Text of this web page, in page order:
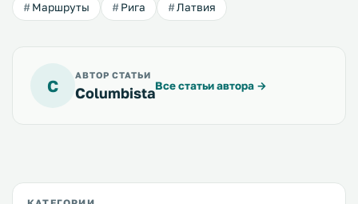
Маршруты Рига Латвия
C
АВТОР СТАТЬИ
ColumbistaВсе статьи автора →